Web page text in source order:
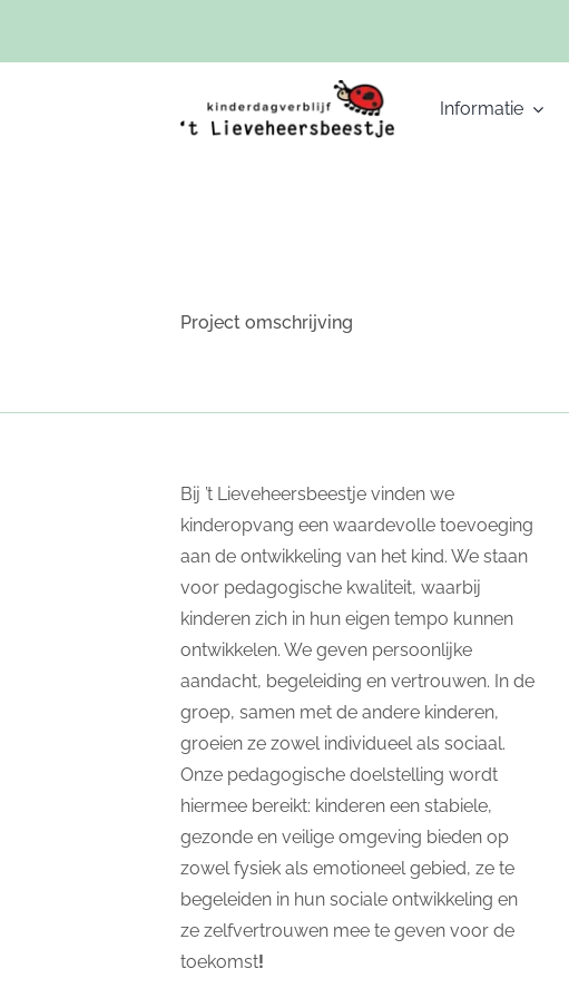
Informatie
Project omschrijving
Bij ’t Lieveheersbeestje vinden we
kinderopvang een waardevolle toevoeging
aan de ontwikkeling van het kind. We staan
voor pedagogische kwaliteit, waarbij
kinderen zich in hun eigen tempo kunnen
ontwikkelen. We geven persoonlijke
aandacht, begeleiding en vertrouwen. In de
groep, samen met de andere kinderen,
groeien ze zowel individueel als sociaal.
Onze pedagogische doelstelling wordt
hiermee bereikt: kinderen een stabiele,
gezonde en veilige omgeving bieden op
zowel fysiek als emotioneel gebied, ze te
begeleiden in hun sociale ontwikkeling en
ze zelfvertrouwen mee te geven voor de
toekomst!